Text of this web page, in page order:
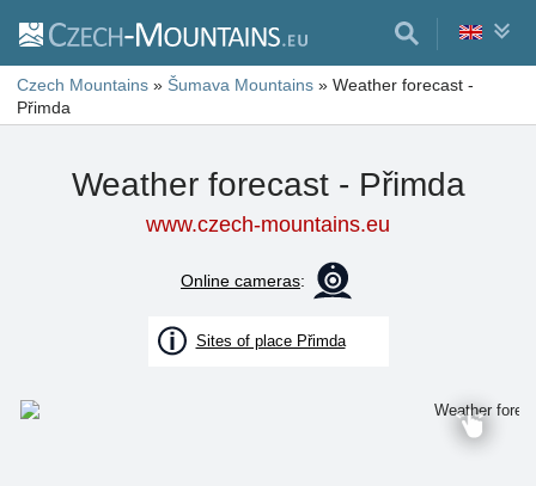
Czech Mountains » Šumava Mountains » Weather forecast -
Přimda
Weather forecast - Přimda
www.czech-mountains.eu
Online cameras:
Sites of place Přimda